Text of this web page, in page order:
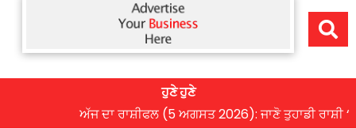
ਹੁਣੇ ਹੁਣੇ
ਅੱਜ ਦਾ ਰਾਸ਼ੀਫਲ (5 ਅਗਸਤ 2026): ਜਾਣੋ ਤੁਹਾਡੀ ਰਾਸ਼ੀ ‘ਤੇ